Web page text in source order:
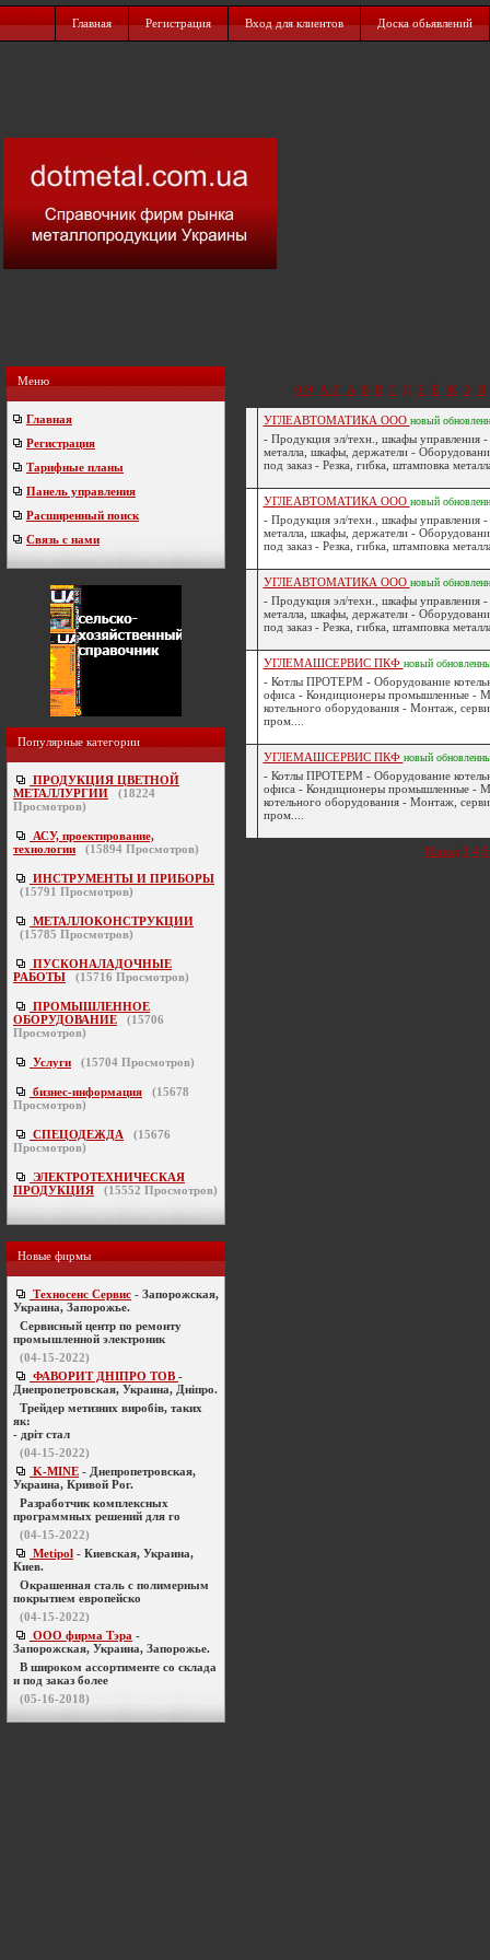
Главная Регистрация Вход для клиентов Доска обьявлений
Меню
Главная
Регистрация
Тарифные планы
Панель управления
Расширенный поиск
Связь с нами
Популярные категории
ПРОДУКЦИЯ ЦВЕТНОЙ
МЕТАЛЛУРГИИ
(18224
Просмотров)
АСУ, проектирование,
технологии
(15894 Просмотров)
ИНСТРУМЕНТЫ И ПРИБОРЫ
(15791 Просмотров)
МЕТАЛЛОКОНСТРУКЦИИ
(15785 Просмотров)
ПУСКОНАЛАДОЧНЫЕ
РАБОТЫ
(15716 Просмотров)
ПРОМЫШЛЕННОЕ
ОБОРУДОВАНИЕ
(15706
Просмотров)
Услуги (15704 Просмотров)
бизнес-информация (15678
Просмотров)
СПЕЦОДЕЖДА (15676
Просмотров)
ЭЛЕКТРОТЕХНИЧЕСКАЯ
ПРОДУКЦИЯ
(15552 Просмотров)
Новые фирмы
Техносенс Сервис - Запорожская,
Украина, Запорожье.
Cервисный центр по ремонту
промышленной электроник
(04-15-2022)
ФАВОРИТ ДНІПРО ТОВ -
Днепропетровская, Украина, Дніпро.
Трейдер метизних виробів, таких
як:
- дріт стал
(04-15-2022)
K-MINE - Днепропетровская,
Украина, Кривой Рог.
Разработчик комплексных
программных решений для го
(04-15-2022)
Metipol - Киевская, Украина,
Киев.
Окрашенная сталь с полимерным
покрытием европейско
(04-15-2022)
ООО фирма Тэра -
Запорожская, Украина, Запорожье.
В широком ассортименте со склада
и под заказ более
(05-16-2018)
0-9 A-Z А Б В Г Д Е Ё Ж З И
УГЛЕАВТОМАТИКА ООО новый
- Продукция эл/техн., шкафы управления -
металла, шкафы, держатели -
под заказ - Резка, гибка, штамповка
УГЛЕАВТОМАТИКА ООО новый
- Продукция эл/техн., шкафы управления -
металла, шкафы, держатели -
под заказ - Резка, гибка, штамповка
УГЛЕАВТОМАТИКА ООО новый
- Продукция эл/техн., шкафы управления -
металла, шкафы, держатели -
под заказ - Резка, гибка, штамповка
УГЛЕМАШСЕРВИС ПКФ новый
- Котлы ПРОТЕРМ - Оборудование
офиса - Кондиционеры промышленные -
котельного оборудования - Монтаж,
пром....
УГЛЕМАШСЕРВИС ПКФ новый
- Котлы ПРОТЕРМ - Оборудование
офиса - Кондиционеры промышленные -
котельного оборудования - Монтаж,
пром....
Назад 3 4 5